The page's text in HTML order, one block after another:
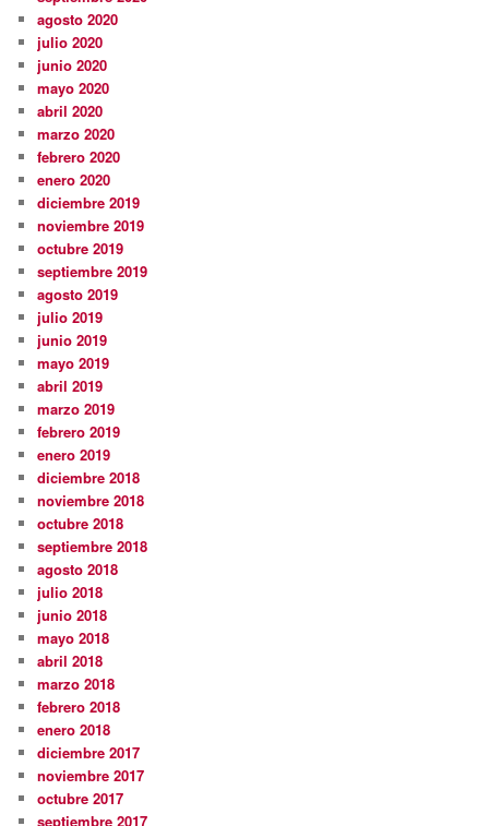
agosto 2020
julio 2020
junio 2020
mayo 2020
abril 2020
marzo 2020
febrero 2020
enero 2020
diciembre 2019
noviembre 2019
octubre 2019
septiembre 2019
agosto 2019
julio 2019
junio 2019
mayo 2019
abril 2019
marzo 2019
febrero 2019
enero 2019
diciembre 2018
noviembre 2018
octubre 2018
septiembre 2018
agosto 2018
julio 2018
junio 2018
mayo 2018
abril 2018
marzo 2018
febrero 2018
enero 2018
diciembre 2017
noviembre 2017
octubre 2017
septiembre 2017